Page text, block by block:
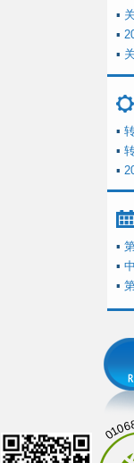
▪
▪
▪
▪
▪
▪
▪
▪
▪